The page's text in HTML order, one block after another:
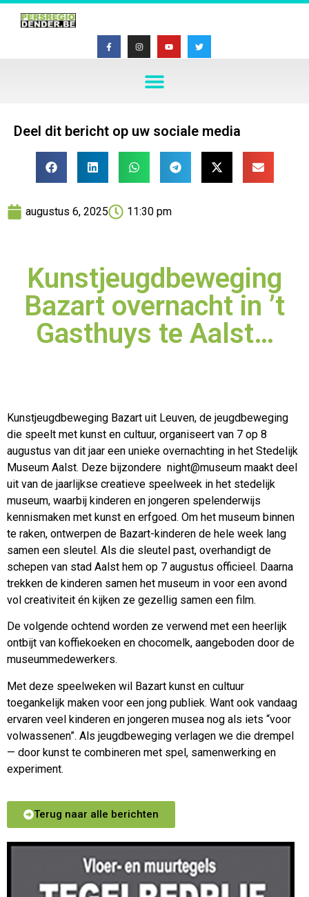
Deel dit bericht op uw sociale media
augustus 6, 2025 11:30 pm
Kunstjeugdbeweging
Bazart overnacht in ’t
Gasthuys te Aalst…
Kunstjeugdbeweging Bazart uit Leuven, de jeugdbeweging
die speelt met kunst en cultuur, organiseert van 7 op 8
augustus van dit jaar een unieke overnachting in het Stedelijk
Museum Aalst. Deze bijzondere night@museum maakt deel
uit van de jaarlijkse creatieve speelweek in het stedelijk
museum, waarbij kinderen en jongeren spelenderwijs
kennismaken met kunst en erfgoed. Om het museum binnen
te raken, ontwerpen de Bazart-kinderen de hele week lang
samen een sleutel. Als die sleutel past, overhandigt de
schepen van stad Aalst hem op 7 augustus officieel. Daarna
trekken de kinderen samen het museum in voor een avond
vol creativiteit én kijken ze gezellig samen een film.
De volgende ochtend worden ze verwend met een heerlijk
ontbijt van koffiekoeken en chocomelk, aangeboden door de
museummedewerkers.
Met deze speelweken wil Bazart kunst en cultuur
toegankelijk maken voor een jong publiek. Want ook vandaag
ervaren veel kinderen en jongeren musea nog als iets “voor
volwassenen”. Als jeugdbeweging verlagen we die drempel
— door kunst te combineren met spel, samenwerking en
experiment.
Terug naar alle berichten